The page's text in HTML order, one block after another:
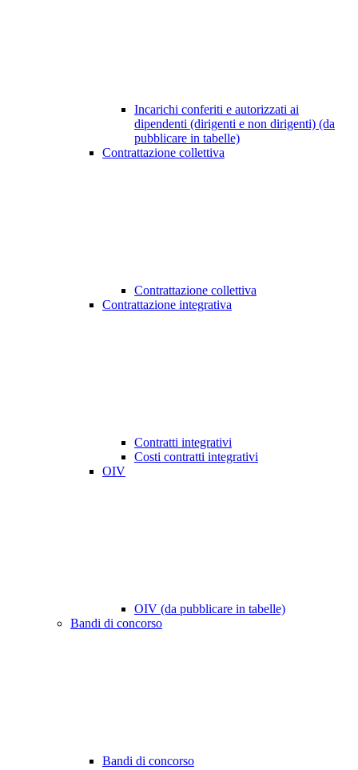
Incarichi conferiti e autorizzati ai
dipendenti (dirigenti e non dirigenti) (da
pubblicare in tabelle)
Contrattazione collettiva
Contrattazione collettiva
Contrattazione integrativa
Contratti integrativi
Costi contratti integrativi
OIV
OIV (da pubblicare in tabelle)
Bandi di concorso
Bandi di concorso